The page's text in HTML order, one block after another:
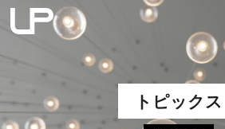
トピックス